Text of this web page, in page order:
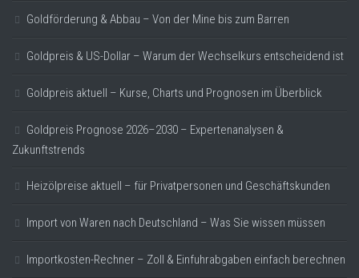
Goldförderung & Abbau – Von der Mine bis zum Barren
Goldpreis & US-Dollar – Warum der Wechselkurs entscheidend ist
Goldpreis aktuell – Kurse, Charts und Prognosen im Überblick
Goldpreis Prognose 2026–2030 – Expertenanalysen &
Zukunftstrends
Heizölpreise aktuell – für Privatpersonen und Geschäftskunden
Import von Waren nach Deutschland – Was Sie wissen müssen
Importkosten-Rechner – Zoll & Einfuhrabgaben einfach berechnen